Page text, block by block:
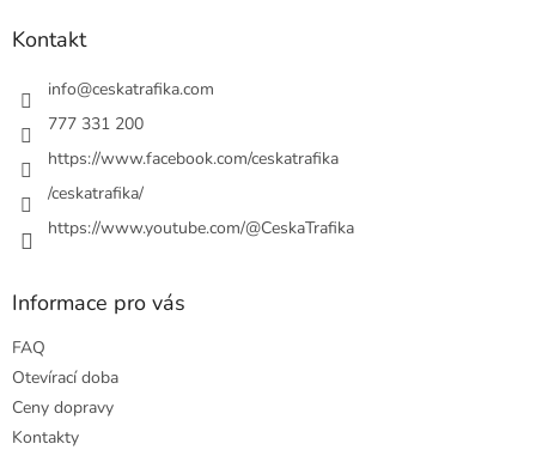
Kontakt
info@ceskatrafika.com
777 331 200
https://www.facebook.com/ceskatrafika
/ceskatrafika/
https://www.youtube.com/@CeskaTrafika
Informace pro vás
FAQ
Otevírací doba
Ceny dopravy
Kontakty